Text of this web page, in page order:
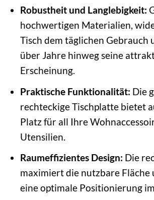
Robustheit und Langlebigkeit:
hochwertigen Materialien,
Tisch dem täglichen Gebrauch
über Jahre hinweg seine
Erscheinung.
Praktische Funktionalität: Die
rechteckige Tischplatte bietet
Platz für all Ihre
Utensilien.
Raumeffizientes Design: Die
maximiert die nutzbare
eine optimale Positionierung